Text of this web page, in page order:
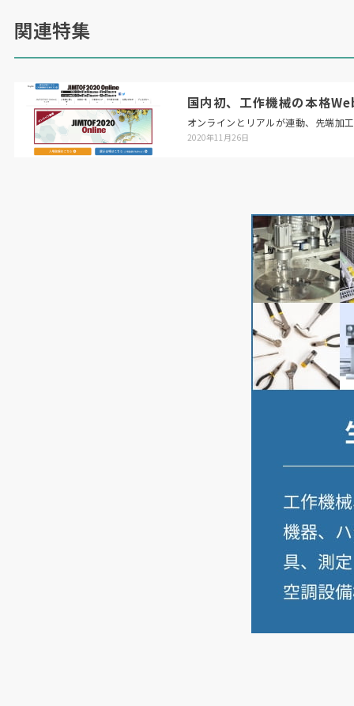
関連特集
国内初、工作機械の本格
オンラインとリアルが連動、先端加
2020年11月26日